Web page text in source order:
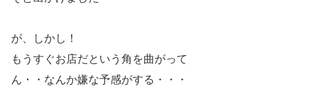
が、しかし！
もうすぐお店だという角を曲がって
ん・・なんか嫌な予感がする・・・